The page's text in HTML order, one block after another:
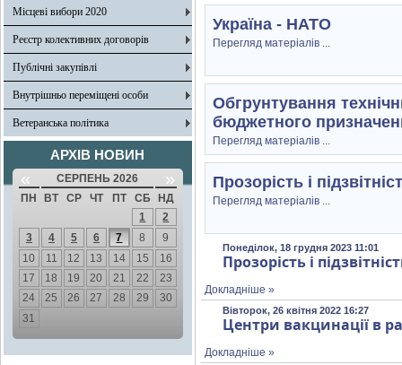
Місцеві вибори 2020
Реєстр колективних договорів
Публічні закупівлі
Внутрішньо переміщені особи
Ветеранська політика
АРХІВ НОВИН
« СЕРПЕНЬ 2026 »
ПН ВТ СР ЧТ ПТ СБ
НД
1
2
3
4 5 6 7 8
9
10
11 12 13 14 15
16
17
18 19 20 21 22
23
24
25 26 27 28 29
30
31
Україна - НАТО
Перегляд матеріалів ...
Обгрунтування
бюджетного
Перегляд матеріалів ...
Прозорість і
Перегляд матеріалів ...
Понеділок, 18 грудня 2023 11:01
Прозорість і
Докладніше »
Вівторок, 26 квітня 2022 16:27
Центри вакцинації в
Докладніше »